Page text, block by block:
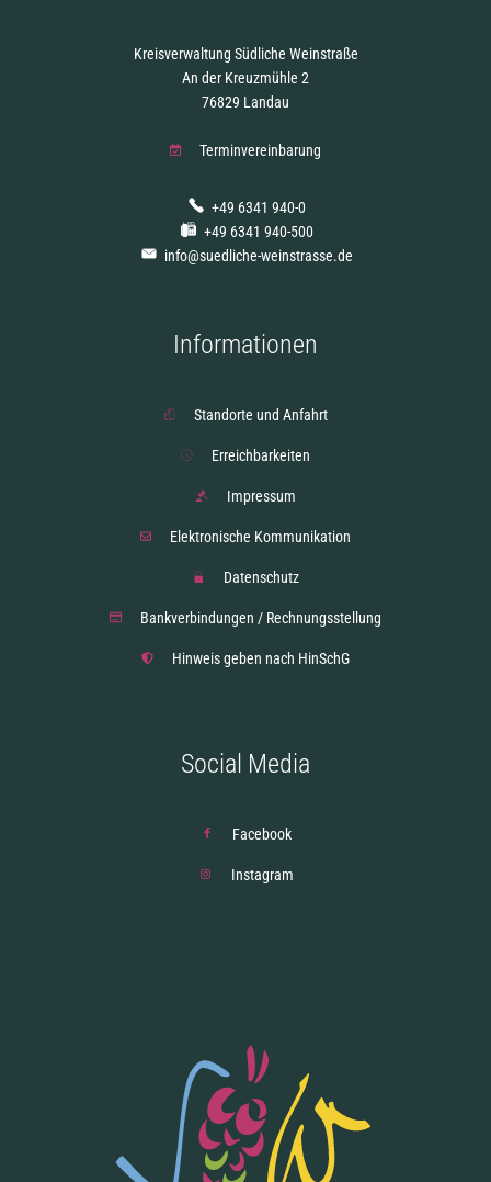
Kreisverwaltung Südliche Weinstraße
An der Kreuzmühle 2
76829 Landau
Terminvereinbarung
+49 6341 940-0
+49 6341 940-500
info@suedliche-weinstrasse.de
Informationen
Standorte und Anfahrt
Erreichbarkeiten
Impressum
Elektronische Kommunikation
Datenschutz
Bankverbindungen / Rechnungsstellung
Hinweis geben nach HinSchG
Social Media
Facebook
Instagram